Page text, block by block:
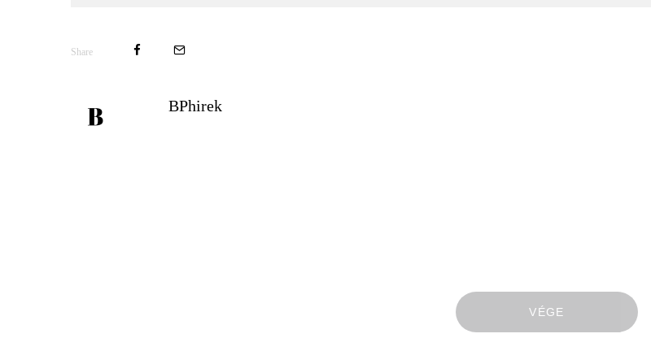
Share
BPhirek
VÉGE